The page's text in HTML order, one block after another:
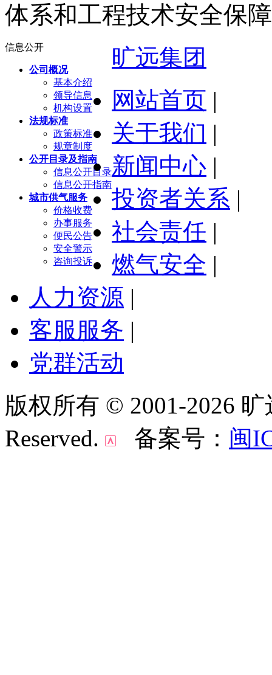
体系和工程技术安全保
信息公开
公司概况
基本介绍
领导信息
机构设置
法规标准
政策标准
规章制度
公开目录及指南
信息公开目录
信息公开指南
城市供气服务
价格收费
办事服务
便民公告
安全警示
咨询投诉
旷远集团
网站首页 |
关于我们 |
新闻中心 |
投资者关系 |
社会责任 |
燃气安全 |
人力资源 |
客服服务 |
党群活动
版权所有 © 2001-2026
Reserved.
备案号： 闽